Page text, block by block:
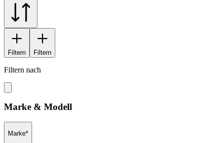
Filtern Filtern
Filtern nach
Marke & Modell
Marke*